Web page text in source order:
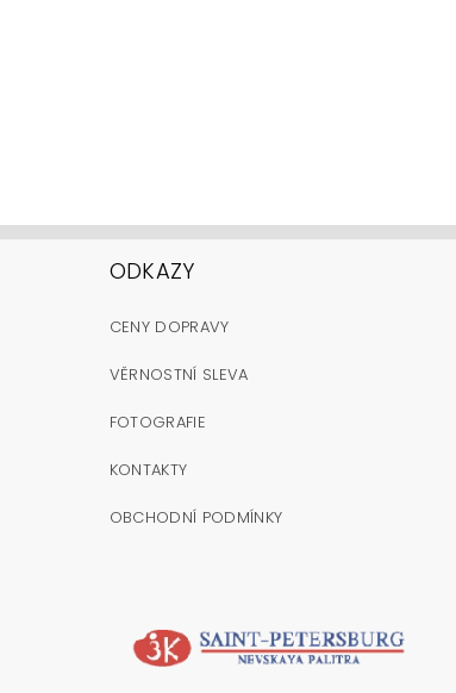
ODKAZY
CENY DOPRAVY
VĚRNOSTNÍ SLEVA
FOTOGRAFIE
KONTAKTY
OBCHODNÍ PODMÍNKY